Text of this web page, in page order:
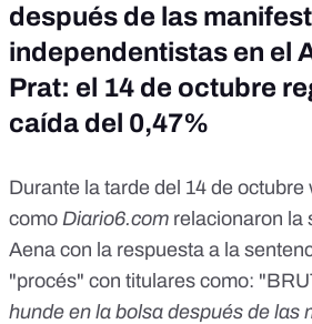
después de las
independentistas en el
Prat: el 14 de octubre
caída del 0,47%
Durante la tarde del 14 de octubre
como Diario6.com relacionaron la
Aena con la respuesta a la
"procés" con titulares como:
hunde en la bolsa después de las